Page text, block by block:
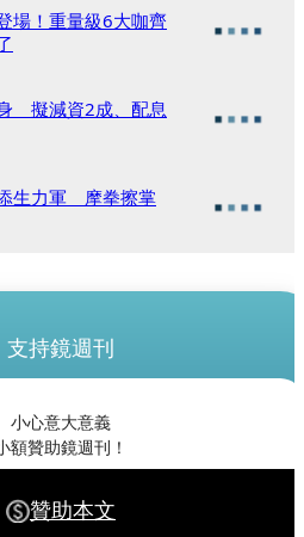
場！重量級6大咖齊
擬減資2成、配息
生力軍 摩拳擦掌
支持鏡週刊
小心意大意義
額贊助鏡週刊！
贊助本文